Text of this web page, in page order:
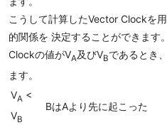
こうして計算したVector Clockを
的関係を 決定することができます
Clockの値がVA及びVBであるとき
ます。
VA <
VB
BはAより先に起こった